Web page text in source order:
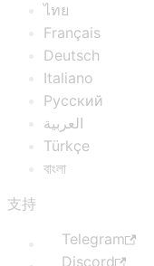
ไทย
Français
Deutsch
Italiano
Русский
العربية
Türkçe
বাংলা
支持
Telegram
Discord